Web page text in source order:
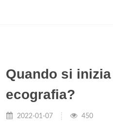
Quando si
ecografia?
2022-01-07 450